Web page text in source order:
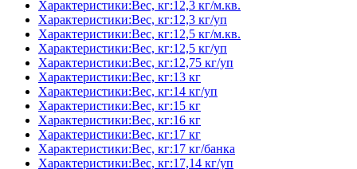
Характеристики:Вес, кг:12,3 кг/м.кв.
Характеристики:Вес, кг:12,3 кг/уп
Характеристики:Вес, кг:12,5 кг/м.кв.
Характеристики:Вес, кг:12,5 кг/уп
Характеристики:Вес, кг:12,75 кг/уп
Характеристики:Вес, кг:13 кг
Характеристики:Вес, кг:14 кг/уп
Характеристики:Вес, кг:15 кг
Характеристики:Вес, кг:16 кг
Характеристики:Вес, кг:17 кг
Характеристики:Вес, кг:17 кг/банка
Характеристики:Вес, кг:17,14 кг/уп